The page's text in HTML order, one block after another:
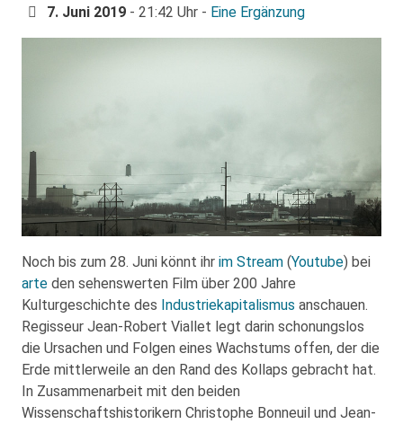
7. Juni 2019 - 21:42 Uhr - Eine Ergänzung
Noch bis zum 28. Juni könnt ihr im Stream (Youtube) bei
arte den sehenswerten Film über 200 Jahre
Kulturgeschichte des Industriekapitalismus anschauen.
Regisseur Jean-Robert Viallet legt darin schonungslos
die Ursachen und Folgen eines Wachstums offen, der die
Erde mittlerweile an den Rand des Kollaps gebracht hat.
In Zusammenarbeit mit den beiden
Wissenschaftshistorikern Christophe Bonneuil und Jean-